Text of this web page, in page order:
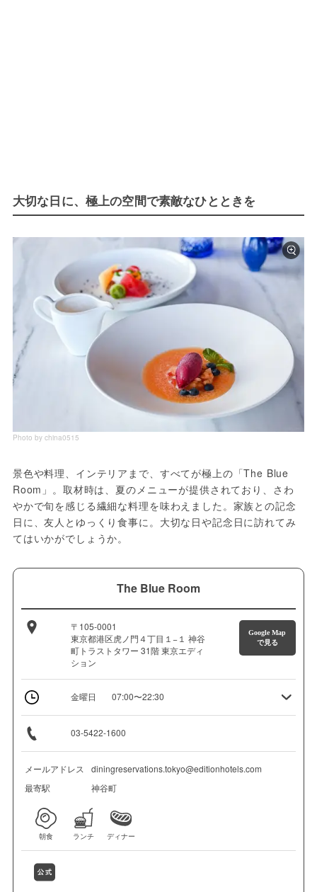
大切な日に、極上の空間で素敵なひとときを
Photo by china0515
景色や料理、インテリアまで、すべてが極上の「The Blue
Room」。取材時は、夏のメニューが提供されており、さわ
やかで旬を感じる繊細な料理を味わえました。家族との記念
日に、友人とゆっくり食事に。大切な日や記念日に訪れてみ
てはいかがでしょうか。
The Blue Room
〒105-0001
東京都港区虎ノ門４丁目１−１ 神谷
町トラストタワー 31階 東京エディ
ション
Google Map
で見る
金曜日 07:00〜22:30
03-5422-1600
メールアドレス
diningreservations.tokyo@editionhotels.com
最寄駅
神谷町
朝食 ランチ ディナー